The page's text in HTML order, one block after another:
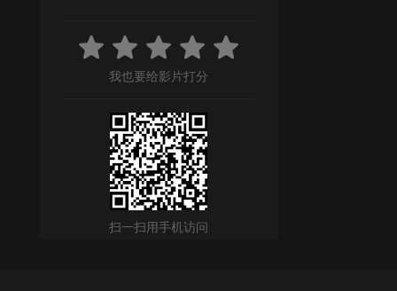
我也要给影片打分
扫一扫用手机访问